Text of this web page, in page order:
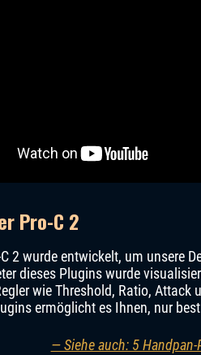
Pro-C 2
2 wurde entwickelt, um unsere
dieses Plugins wurde
wie Threshold, Ratio, Attack
ermöglicht es Ihnen, nur
— Siehe auch: 5